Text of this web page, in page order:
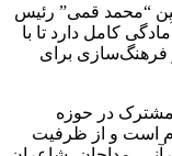
“محمد قمی” رئیس
کامل دارد تا با
برای
مشترک در حوزه
است و از ظرفیت